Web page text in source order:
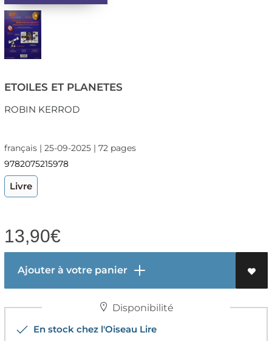
ETOILES ET PLANETES
ROBIN KERROD
français | 25-09-2025 | 72 pages
9782075215978
Livre
13,90€
Ajouter à votre panier
Disponibilité
En stock chez l'Oiseau Lire